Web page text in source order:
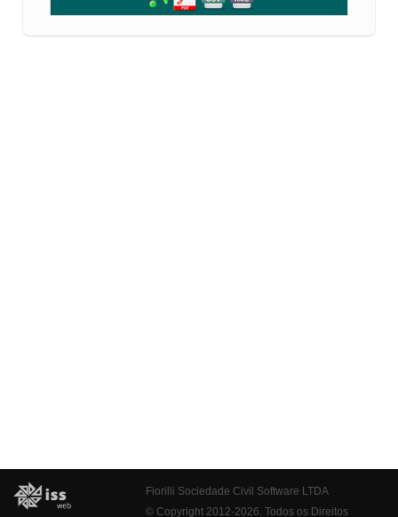
Fiorilli Sociedade Civil Software LTDA
© Copyright 2012-2026. Todos os Direitos